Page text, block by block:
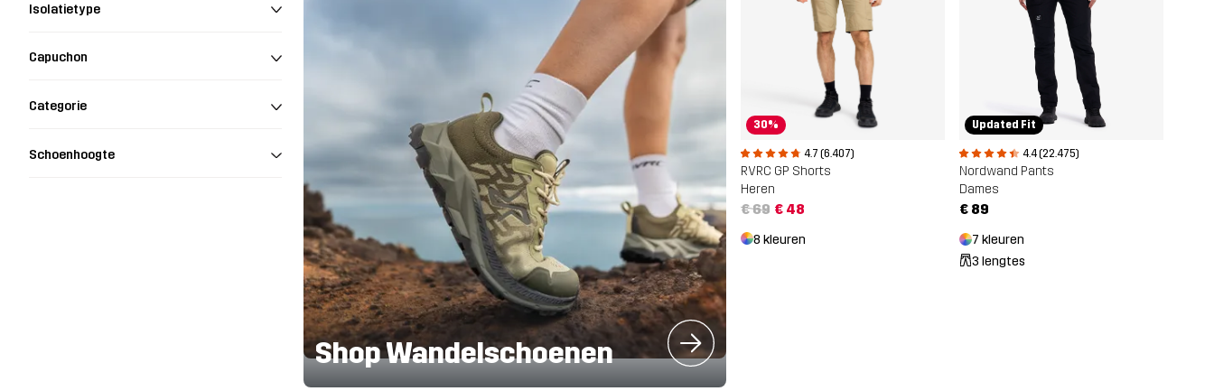
Isolatietype
Capuchon
Categorie
Schoenhoogte
Shop Wandelschoenen
30%
4.7 (6.407)
RVRC GP Shorts
Heren
€ 69 € 48
8 kleuren
Updated Fit
4.4 (22.475)
Nordwand Pants
Dames
€ 89
7 kleuren
3 lengtes